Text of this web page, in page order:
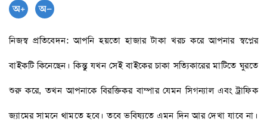
নিজস্ব প্রতিবেদন: আপনি হয়তো হাজার টাকা খরচ করে আপনার স্বপ্নের
বাইকটি কিনেছেন। কিন্তু যখন সেই বাইকের চাকা সত্যিকারের মাটিতে ঘুরতে
শুরু করে, তখন আপনাকে বিরক্তিকর বাম্পার যেমন সিগন্যাল এবং ট্রাফিক
জ্যামের সামনে থামতে হবে। তবে ভবিষ্যতে এমন দিন আর দেখা যাবে না।